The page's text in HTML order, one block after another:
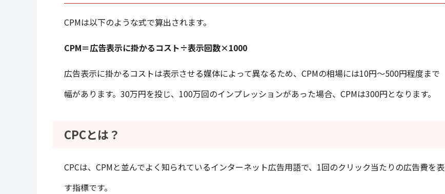
CPMは以下のような式で算出されます。
CPM＝広告表示に掛かるコスト÷表示回数×1000
広告表示に掛かるコストは表示させる媒体によって異なるため、CPMの相場には10円〜500円程度まで
幅があります。30万円を投じ、100万回のインプレッションがあった場合、CPMは300円となります。
CPCとは？
CPCは、CPMと並んでよく知られているインターネット広告用語で、1回のクリック当たりの広告費を表
す指標です。